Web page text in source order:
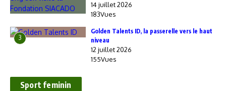
14 juillet 2026
183Vues
3
Golden Talents ID, la passerelle vers le haut
niveau
12 juillet 2026
155Vues
Sport feminin